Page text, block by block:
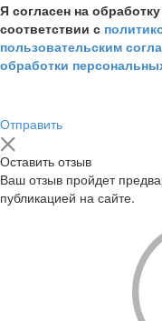
Я согласен на
соответствии с
пользовательским
обработки
Отправить
Оставить отзыв
Ваш отзыв пройдет
публикацией на сайте.